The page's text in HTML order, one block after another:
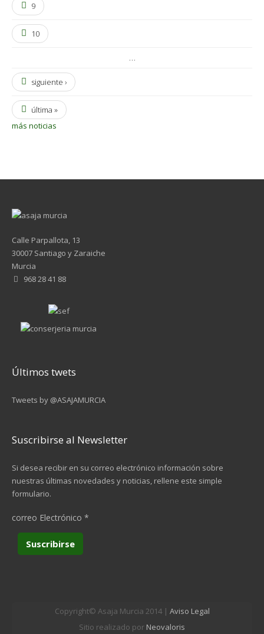
9
10
…
siguiente ›
última »
más noticias
Calle Parpallota, 13
30007 Santiago y Zaraiche
Murcia
968 28 41 88
Últimos twets
Tweets by @ASAJAMURCIA
Suscribirse al Newsletter
Si desea recibir en su correo electrónico información sobre
nuestras últimas novedades y noticias, rellene este simple
formulario.
correo Electrónico *
Copyright© Asaja Murcia 2014 | Aviso Legal
Sitio realizado por Neovaloris